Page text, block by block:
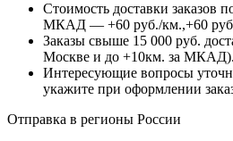
Стоимость доставки заказов
МКАД — +60 руб./км.,+60
Заказы свыше 15 000 руб.
Москве и до +10км. за МКАД).
Интересующие вопросы
укажите при оформлении
Отправка в регионы России